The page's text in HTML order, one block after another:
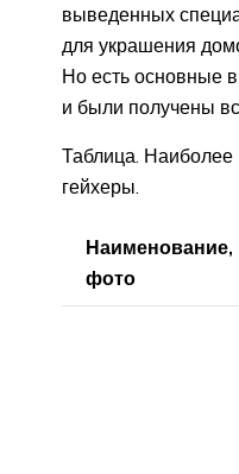
выведенных
для украшения
Но есть основные
и были получены
Таблица. Наиболее
гейхеры.
Наименование,
фото